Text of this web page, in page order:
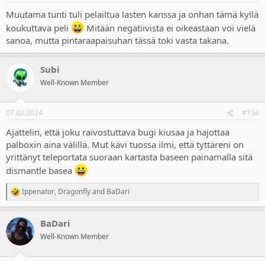
Muutama tunti tuli pelailtua lasten kanssa ja onhan tämä kyllä
koukuttava peli
Mitään negatiivista ei oikeastaan voi vielä
sanoa, mutta pintaraapaisuhan tässä toki vasta takana.
Subi
Well-Known Member
07.02.2024 #154
Ajattelin, että joku raivostuttava bugi kiusaa ja hajottaa
palboxin aina välillä. Mut kävi tuossa ilmi, että tyttäreni on
yrittänyt teleportata suoraan kartasta baseen painamalla sitä
dismantle basea
R
e
c
t
i
Ippenator, Dragonflyand BaDari
BaDari
Well-Known Member